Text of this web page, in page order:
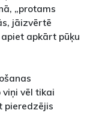
„protams
jāizvērtē
apkārt pūķu
viņi vēl tikai
pieredzējis